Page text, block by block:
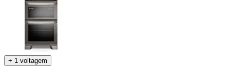
+ 1 voltagem